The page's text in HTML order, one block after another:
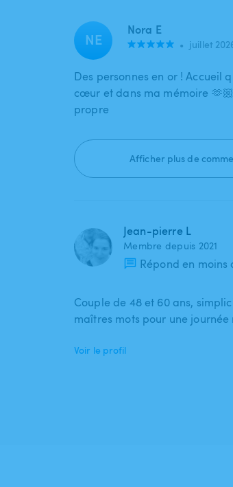
NE Nora E
• juillet
Des personnes en or ! Accueil
cœur et dans ma mémoire
propre
Afficher plus de
Jean-pierre L
Membre depuis 2021
Répond en moins
Couple de 48 et 60 ans,
maîtres mots pour une
Voir le profil